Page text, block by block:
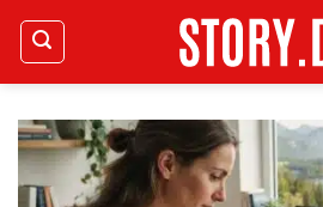
Zum
Inhalt
springen